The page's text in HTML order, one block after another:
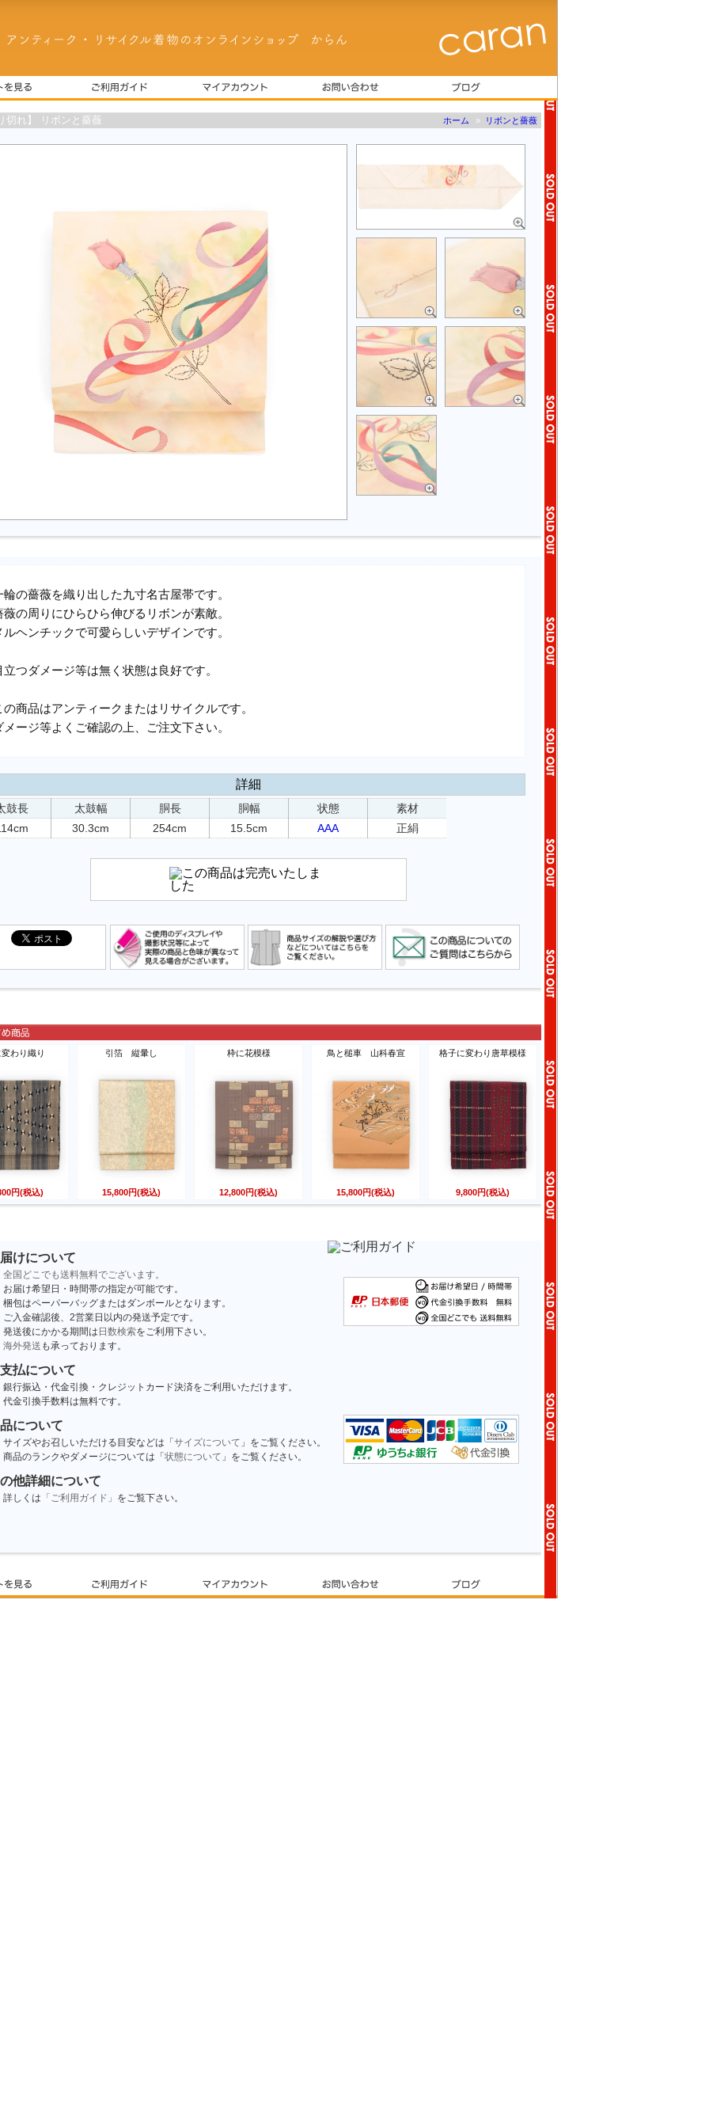
切れ】 リボンと薔薇 ホーム » リボンと薔薇
輪の薔薇を織り出した九寸名古屋帯です。
薇の周りにひらひら伸びるリボンが素敵。
ルヘンチックで可愛らしいデザインです。
立つダメージ等は無く状態は良好です。
の商品はアンティークまたはリサイクルです。
メージ等よくご確認の上、ご注文下さい。
詳細
鼓長
太鼓幅
30.3cm
胴長
254cm
胴幅
15.5cm
状態
AAA
素材
正絹
わり織り
円(税込)
引箔 縦暈し
15,800円(税込)
枠に花模様
12,800円(税込)
鳥と槌車 山科春宣
15,800円(税込)
格子に変わり唐草模様
9,800円(税込)
けについて
全国どこでも送料無料でございます。
お届け希望日・時間帯の指定が可能です。
梱包はペーパーバッグまたはダンボールとなります。
ご入金確認後、2営業日以内の発送予定です。
発送後にかかる期間は 日数検索をご利用下さい。
海外発送 も承っております。
払について
銀行振込・代金引換・クレジットカード決済をご利用いただけます。
代金引換手数料は無料です。
について
サイズやお召しいただける目安などは「サイズについて 」をご覧ください。
商品のランクやダメージについては「状態について 」をご覧ください。
他詳細について
詳しくは 「ご利用ガイド」 をご覧下さい。